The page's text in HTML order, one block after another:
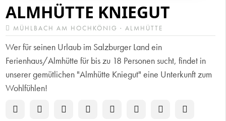
ALMHÜTTE KNIEGUT
MÜHLBACH AM HOCHKÖNIG · ALMHÜTTE
Wer für seinen Urlaub im Salzburger Land ein
Ferienhaus/Almhütte für bis zu 18 Personen sucht, findet in
unserer gemütlichen "Almhütte Kniegut" eine Unterkunft zum
Wohlfühlen!